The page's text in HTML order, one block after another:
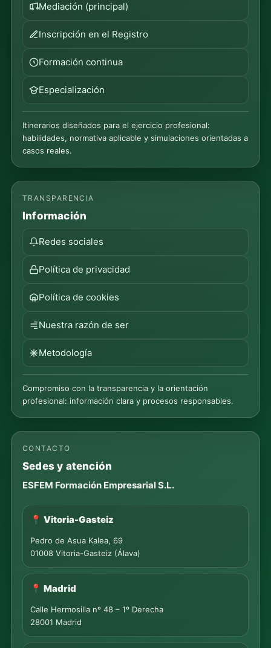
Mediación (principal)
Inscripción en el Registro
Formación continua
Especialización
Itinerarios diseñados para el ejercicio profesional:
habilidades, normativa aplicable y simulaciones orientadas a
casos reales.
TRANSPARENCIA
Información
Redes sociales
Política de privacidad
Política de cookies
Nuestra razón de ser
Metodología
Compromiso con la transparencia y la orientación
profesional: información clara y procesos responsables.
CONTACTO
Sedes y atención
ESFEM Formación Empresarial S.L.
📍 Vitoria-Gasteiz
Pedro de Asua Kalea, 69
01008 Vitoria-Gasteiz (Álava)
📍 Madrid
Calle Hermosilla nº 48 – 1º Derecha
28001 Madrid